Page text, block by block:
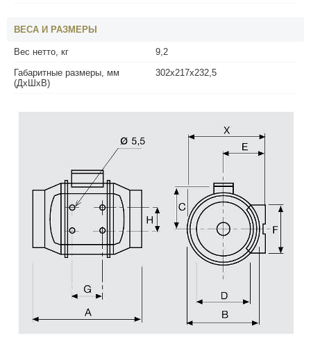
ВЕСА И РАЗМЕРЫ
Вес нетто, кг
9,2
Габаритные размеры, мм
(ДхШхВ)
302х217х232,5